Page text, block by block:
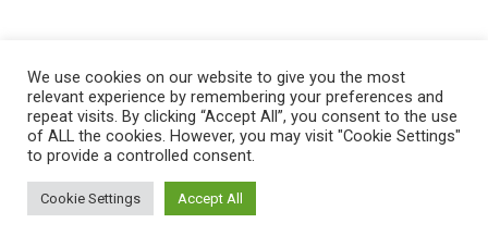
We use cookies on our website to give you the most
relevant experience by remembering your preferences and
repeat visits. By clicking “Accept All”, you consent to the use
of ALL the cookies. However, you may visit "Cookie Settings"
to provide a controlled consent.
Cookie Settings Accept All